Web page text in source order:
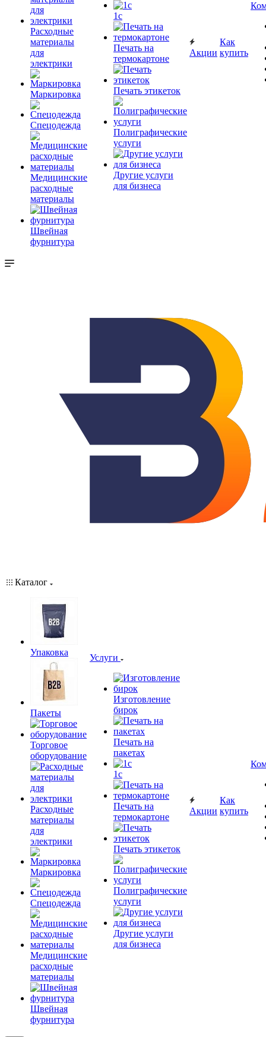
Расходные
материалы
для
электрики
Маркировка
Спецодежда
Медицинские
расходные
материалы
Швейная
фурнитура
1c
Печать на
термокартоне
Печать этикеток
Полиграфические
услуги
Другие услуги
для бизнеса
Акции
Как
купить
Каталог
Упаковка
Пакеты
Торговое
оборудование
Расходные
материалы
для
электрики
Маркировка
Спецодежда
Медицинские
расходные
материалы
Швейная
фурнитура
Услуги
Изготовление
бирок
Печать на
пакетах
1c
Печать на
термокартоне
Печать этикеток
Полиграфические
услуги
Другие услуги
для бизнеса
Акции
Как
купить